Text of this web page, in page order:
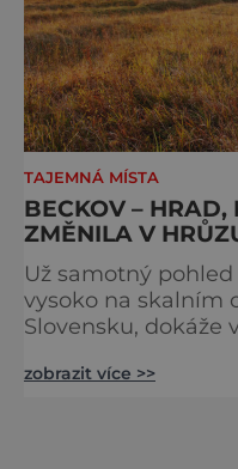
TAJEMNÁ MÍSTA
BECKOV – HRAD,
ZMĚNILA V
Už samotný
vysoko na skalním
Slovensku, dokáže
výhled do krajiny,
zobrazit více >>